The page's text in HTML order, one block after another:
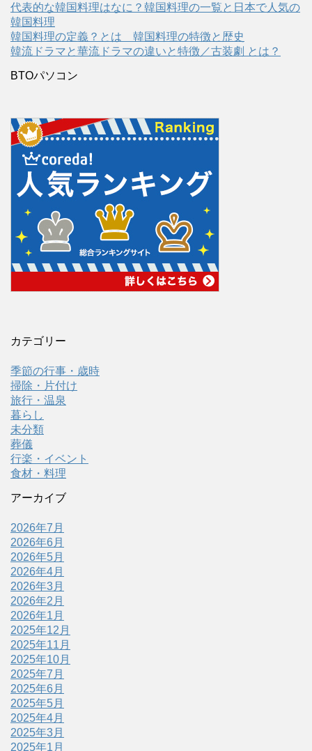
代表的な韓国料理はなに？韓国料理の一覧と日本で人気の
韓国料理
韓国料理の定義？とは 韓国料理の特徴と歴史
韓流ドラマと華流ドラマの違いと特徴／古装劇 とは？
BTOパソコン
カテゴリー
季節の行事・歳時
掃除・片付け
旅行・温泉
暮らし
未分類
葬儀
行楽・イベント
食材・料理
アーカイブ
2026年7月
2026年6月
2026年5月
2026年4月
2026年3月
2026年2月
2026年1月
2025年12月
2025年11月
2025年10月
2025年7月
2025年6月
2025年5月
2025年4月
2025年3月
2025年1月